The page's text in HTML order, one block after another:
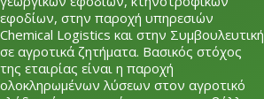
εφοδίων, στην παροχή υπηρεσιών
Chemical Logistics και στην Συμβουλευτική
σε αγροτικά ζητήματα. Βασικός στόχος
της εταιρίας είναι η παροχή
ολοκληρωμένων λύσεων στον αγροτικό